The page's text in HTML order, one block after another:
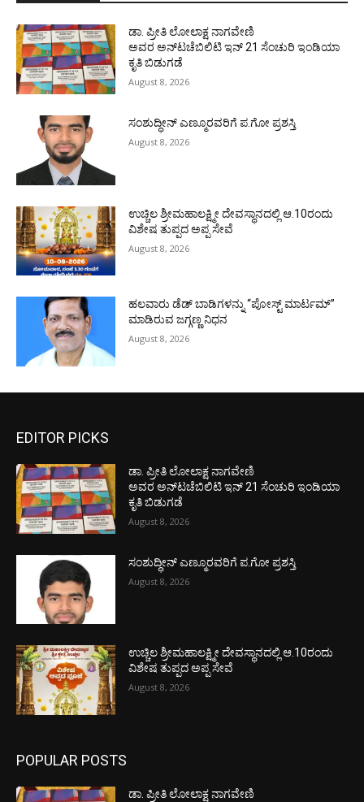
ಡಾ. ಪ್ರೀತಿ ಲೋಲಾಕ್ಷ ನಾಗವೇಣಿ
ಅವರ ಅನ್‌ಟಚೆಬಿಲಿಟಿ ಇನ್ 21 ಸೆಂಚುರಿ ಇಂಡಿಯಾ
ಕೃತಿ ಬಿಡುಗಡೆ
August 8, 2026
ಸಂಶುದ್ಧೀನ್ ಎಣ್ಮೂರವರಿಗೆ ಪ.ಗೋ ಪ್ರಶಸ್ತಿ
August 8, 2026
ಉಚ್ಚಿಲ ಶ್ರೀಮಹಾಲಕ್ಷ್ಮೀ ದೇವಸ್ಥಾನದಲ್ಲಿ ಆ.10ರಂದು
ವಿಶೇಷ ತುಪ್ಪದ ಅಪ್ಪ ಸೇವೆ
August 8, 2026
ಹಲವಾರು ಡೆಡ್ ಬಾಡಿಗಳನ್ನು “ಪೋಸ್ಟ್ ಮಾರ್ಟಮ್”
ಮಾಡಿರುವ ಜಗ್ಗಣ್ಣ ನಿಧನ
August 8, 2026
EDITOR PICKS
ಡಾ. ಪ್ರೀತಿ ಲೋಲಾಕ್ಷ ನಾಗವೇಣಿ
ಅವರ ಅನ್‌ಟಚೆಬಿಲಿಟಿ ಇನ್ 21 ಸೆಂಚುರಿ ಇಂಡಿಯಾ
ಕೃತಿ ಬಿಡುಗಡೆ
August 8, 2026
ಸಂಶುದ್ಧೀನ್ ಎಣ್ಮೂರವರಿಗೆ ಪ.ಗೋ ಪ್ರಶಸ್ತಿ
August 8, 2026
ಉಚ್ಚಿಲ ಶ್ರೀಮಹಾಲಕ್ಷ್ಮೀ ದೇವಸ್ಥಾನದಲ್ಲಿ ಆ.10ರಂದು
ವಿಶೇಷ ತುಪ್ಪದ ಅಪ್ಪ ಸೇವೆ
August 8, 2026
POPULAR POSTS
ಡಾ. ಪ್ರೀತಿ ಲೋಲಾಕ್ಷ ನಾಗವೇಣಿ